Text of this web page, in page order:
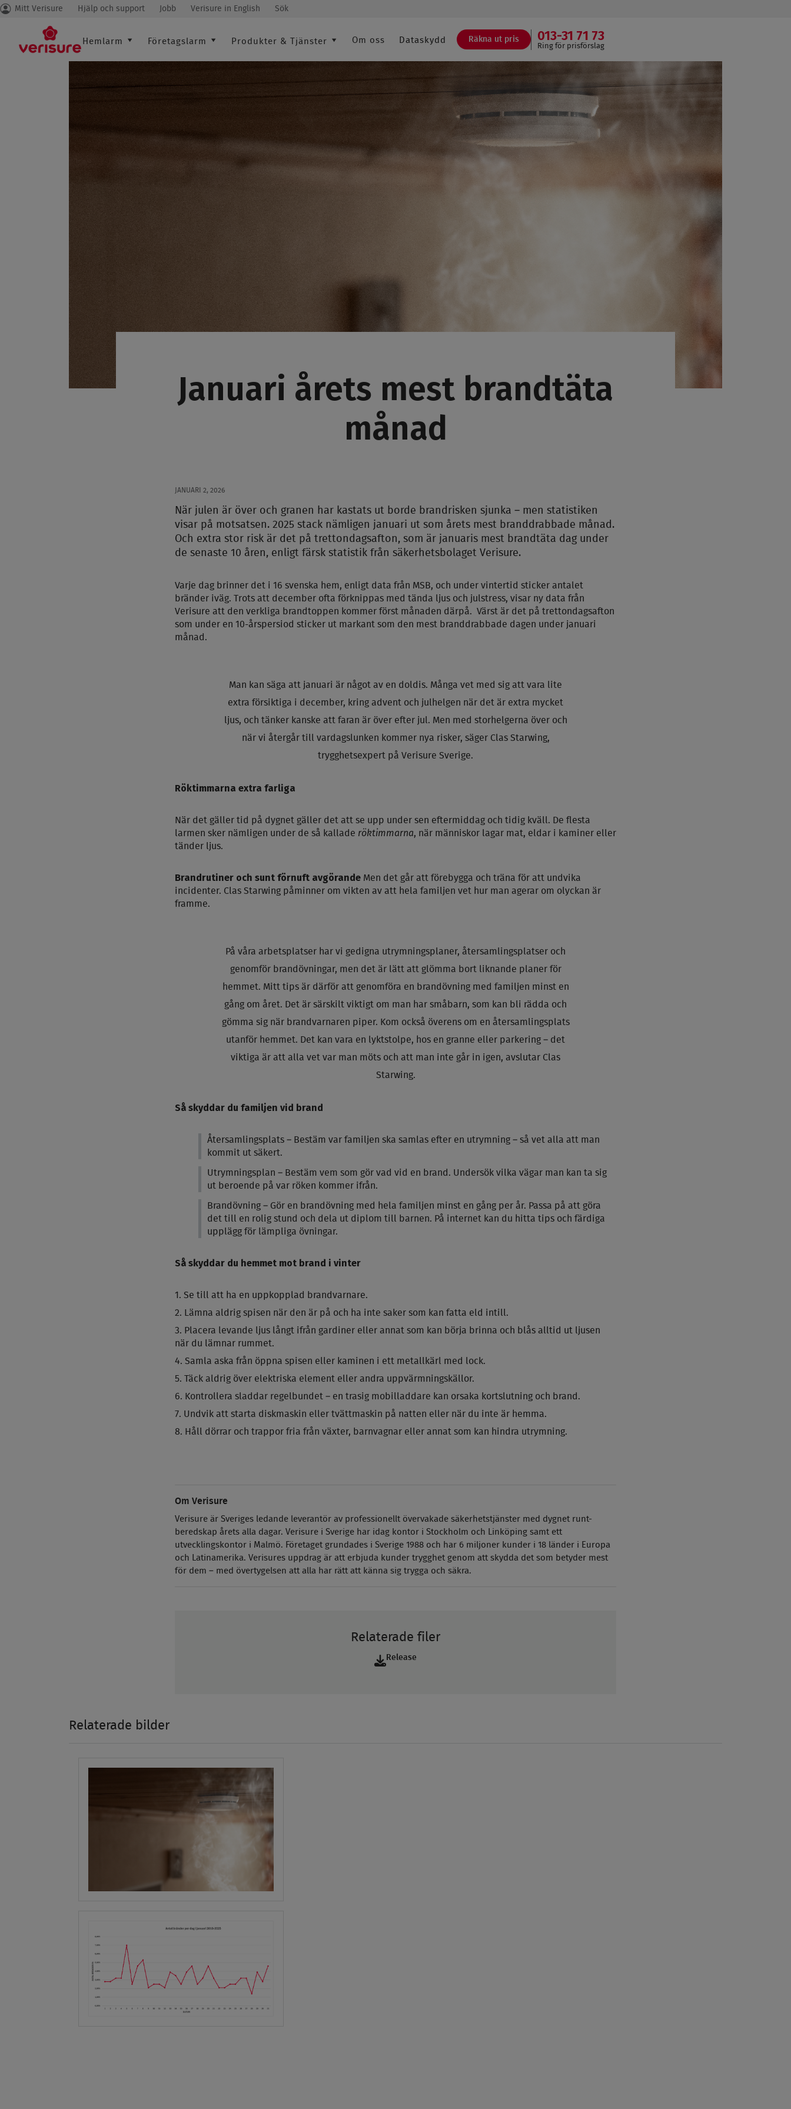
Secondary
Mitt Verisure Hjälp och support Jobb Verisure in English Sök
navigation
Hemlarm Företagslarm Produkter & Tjänster Om oss Dataskydd Räkna ut pris 013-31 71 73
Ring för prisförslag
Januari årets mest brandtäta
månad
JANUARI 2, 2026
När julen är över och granen har kastats ut borde brandrisken sjunka – men statistiken
visar på motsatsen. 2025 stack nämligen januari ut som årets mest branddrabbade månad.
Och extra stor risk är det på trettondagsafton, som är januaris mest brandtäta dag under
de senaste 10 åren, enligt färsk statistik från säkerhetsbolaget Verisure.
Varje dag brinner det i 16 svenska hem, enligt data från MSB, och under vintertid sticker antalet
bränder iväg. Trots att december ofta förknippas med tända ljus och julstress, visar ny data från
Verisure att den verkliga brandtoppen kommer först månaden därpå. Värst är det på trettondagsafton
som under en 10-årspersiod sticker ut markant som den mest branddrabbade dagen under januari
månad.
Man kan säga att januari är något av en doldis. Många vet med sig att vara lite
extra försiktiga i december, kring advent och julhelgen när det är extra mycket
ljus, och tänker kanske att faran är över efter jul. Men med storhelgerna över och
när vi återgår till vardagslunken kommer nya risker, säger Clas Starwing,
trygghetsexpert på Verisure Sverige.
Röktimmarna extra farliga
När det gäller tid på dygnet gäller det att se upp under sen eftermiddag och tidig kväll. De flesta
larmen sker nämligen under de så kallade röktimmarna, när människor lagar mat, eldar i kaminer eller
tänder ljus.
Brandrutiner och sunt förnuft avgörande Men det går att förebygga och träna för att undvika
incidenter. Clas Starwing påminner om vikten av att hela familjen vet hur man agerar om olyckan är
framme.
På våra arbetsplatser har vi gedigna utrymningsplaner, återsamlingsplatser och
genomför brandövningar, men det är lätt att glömma bort liknande planer för
hemmet. Mitt tips är därför att genomföra en brandövning med familjen minst en
gång om året. Det är särskilt viktigt om man har småbarn, som kan bli rädda och
gömma sig när brandvarnaren piper. Kom också överens om en återsamlingsplats
utanför hemmet. Det kan vara en lyktstolpe, hos en granne eller parkering – det
viktiga är att alla vet var man möts och att man inte går in igen, avslutar Clas
Starwing.
Så skyddar du familjen vid brand
Återsamlingsplats – Bestäm var familjen ska samlas efter en utrymning – så vet alla att man
kommit ut säkert.
Utrymningsplan – Bestäm vem som gör vad vid en brand. Undersök vilka vägar man kan ta sig
ut beroende på var röken kommer ifrån.
Brandövning – Gör en brandövning med hela familjen minst en gång per år. Passa på att göra
det till en rolig stund och dela ut diplom till barnen. På internet kan du hitta tips och färdiga
upplägg för lämpliga övningar.
Så skyddar du hemmet mot brand i vinter
Se till att ha en uppkopplad brandvarnare.
Lämna aldrig spisen när den är på och ha inte saker som kan fatta eld intill.
Placera levande ljus långt ifrån gardiner eller annat som kan börja brinna och blås alltid ut ljusen
när du lämnar rummet.
Samla aska från öppna spisen eller kaminen i ett metallkärl med lock.
Täck aldrig över elektriska element eller andra uppvärmningskällor.
Kontrollera sladdar regelbundet – en trasig mobilladdare kan orsaka kortslutning och brand.
Undvik att starta diskmaskin eller tvättmaskin på natten eller när du inte är hemma.
Håll dörrar och trappor fria från växter, barnvagnar eller annat som kan hindra utrymning.
Om Verisure
Verisure är Sveriges ledande leverantör av professionellt övervakade säkerhetstjänster med dygnet runt-
beredskap årets alla dagar. Verisure i Sverige har idag kontor i Stockholm och Linköping samt ett
utvecklingskontor i Malmö. Företaget grundades i Sverige 1988 och har 6 miljoner kunder i 18 länder i Europa
och Latinamerika. Verisures uppdrag är att erbjuda kunder trygghet genom att skydda det som betyder mest
för dem – med övertygelsen att alla har rätt att känna sig trygga och säkra.
Relaterade filer
Release
Relaterade bilder